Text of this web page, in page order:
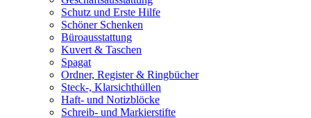
Schutz und Erste Hilfe
Schöner Schenken
Büroausstattung
Kuvert & Taschen
Spagat
Ordner, Register & Ringbücher
Steck-, Klarsichthüllen
Haft- und Notizblöcke
Schreib- und Markierstifte